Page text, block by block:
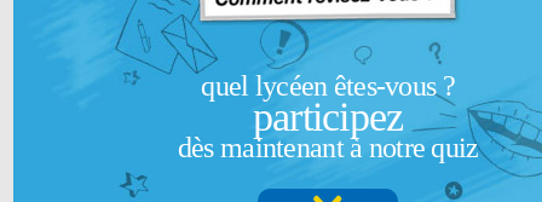
quel lycéen êtes-vous ?
participez
dès maintenant à notre quiz